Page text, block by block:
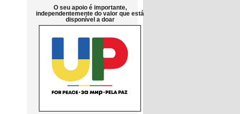
O seu apoio é importante,
independentemente do valor que está
disponível a doar